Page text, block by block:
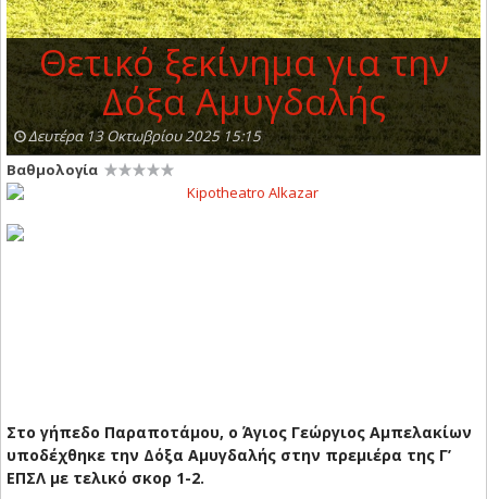
Θετικό ξεκίνημα για την
Δόξα Αμυγδαλής
Δευτέρα 13 Οκτωβρίου 2025 15:15
Βαθμολογία
Στο γήπεδο Παραποτάμου, ο Άγιος Γεώργιος Αμπελακίων
υποδέχθηκε την Δόξα Αμυγδαλής στην πρεμιέρα της Γ’
ΕΠΣΛ με τελικό σκορ 1-2.